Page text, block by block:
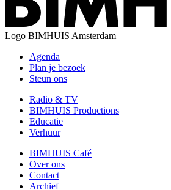
Logo BIMHUIS Amsterdam
Agenda
Plan je bezoek
Steun ons
Radio & TV
BIMHUIS Productions
Educatie
Verhuur
BIMHUIS Café
Over ons
Contact
Archief